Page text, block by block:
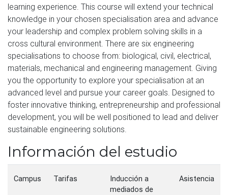
learning experience. This course will extend your technical
knowledge in your chosen specialisation area and advance
your leadership and complex problem solving skills in a
cross cultural environment. There are six engineering
specialisations to choose from: biological, civil, electrical,
materials, mechanical and engineering management. Giving
you the opportunity to explore your specialisation at an
advanced level and pursue your career goals. Designed to
foster innovative thinking, entrepreneurship and professional
development, you will be well positioned to lead and deliver
sustainable engineering solutions.
Información del estudio
Campus Tarifas
Inducción a
mediados de
Asistencia